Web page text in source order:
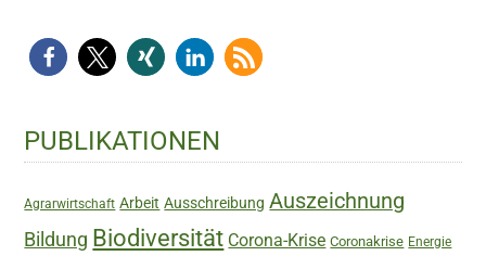
Haupt-
Sidebar
PUBLIKATIONEN
Agrarwirtschaft Arbeit Ausschreibung Auszeichnung
Bildung Biodiversität Corona-Krise Coronakrise Energie